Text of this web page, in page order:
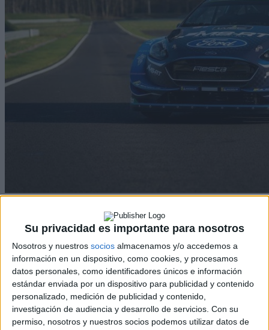
Su privacidad es importante para nosotros
Nosotros y nuestros socios almacenamos y/o accedemos a
información en un dispositivo, como cookies, y procesamos
datos personales, como identificadores únicos e información
estándar enviada por un dispositivo para publicidad y contenido
personalizado, medición de publicidad y contenido,
investigación de audiencia y desarrollo de servicios. Con su
permiso, nosotros y nuestros socios podemos utilizar datos de
Rallyes
WRC
S-CER
ERC
CERA
CERT